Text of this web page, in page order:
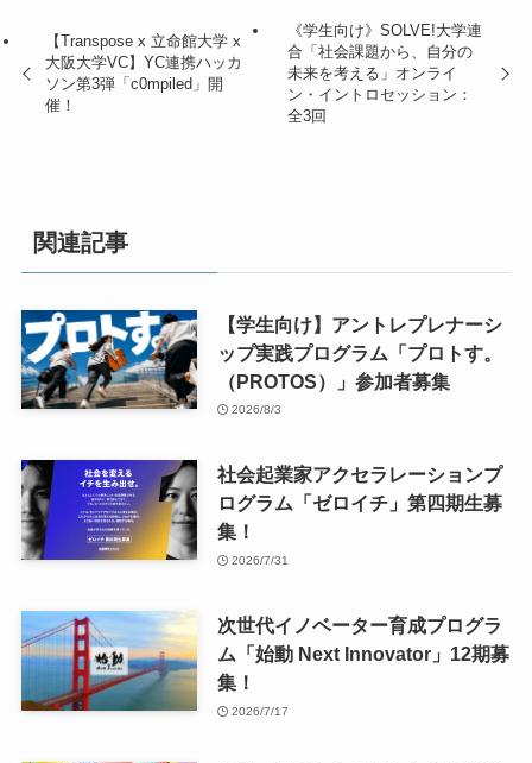
【Transpose x 立命館大学 x
大阪大学VC】YC連携ハッカ
ソン第3弾「c0mpiled」開
催！
《学生向け》SOLVE!大学連
合「社会課題から、自分の
未来を考える」オンライ
ン・イントロセッション：
全3回
関連記事
【学生向け】アントレプレナーシ
ップ実践プログラム「プロトす。
（PROTOS）」参加者募集
2026/8/3
社会起業家アクセラレーションプ
ログラム「ゼロイチ」第四期生募
集！
2026/7/31
次世代イノベーター育成プログラ
ム「始動 Next Innovator」12期募
集！
2026/7/17